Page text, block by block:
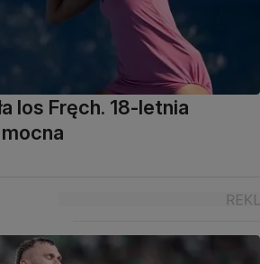
los Fręch. 18-letnia